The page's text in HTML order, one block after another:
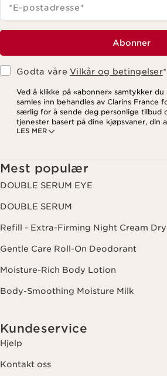
*E-postadresse*
Abonner
Godta våreVilkår og betingelser*
LES MER
Ved å klikke på «abonner» samtykker
samles inn behandles av Clarins France
særlig for å sende deg personlige tilbud
tjenester basert på dine kjøpsvaner, din
interesser, inkludert visning på sosiale
avmeldingslenken i hvert nyhetsbrev.
hvordan vi behandler dine data og dine
vår personvernerklæring
Mest populær
DOUBLE SERUM EYE
DOUBLE SERUM
Refill - Extra-Firming Night Cream Dry
Gentle Care Roll-On Deodorant
Moisture-Rich Body Lotion
Body-Smoothing Moisture Milk
Kundeservice
Hjelp
Kontakt oss